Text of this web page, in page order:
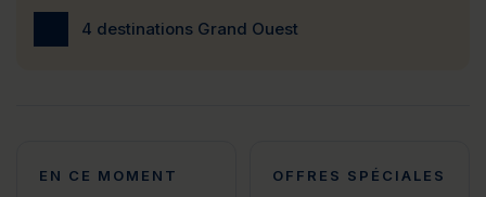
4 destinations Grand Ouest
EN CE MOMENT OFFRES SPÉCIALES